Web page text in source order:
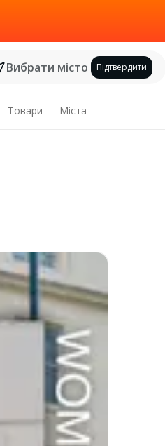
Вибрати місто Підтвердити
Товари Міста